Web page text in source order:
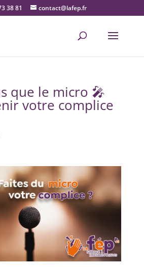
38 81 contact@lafep.fr
que le micro 🎤
votre complice